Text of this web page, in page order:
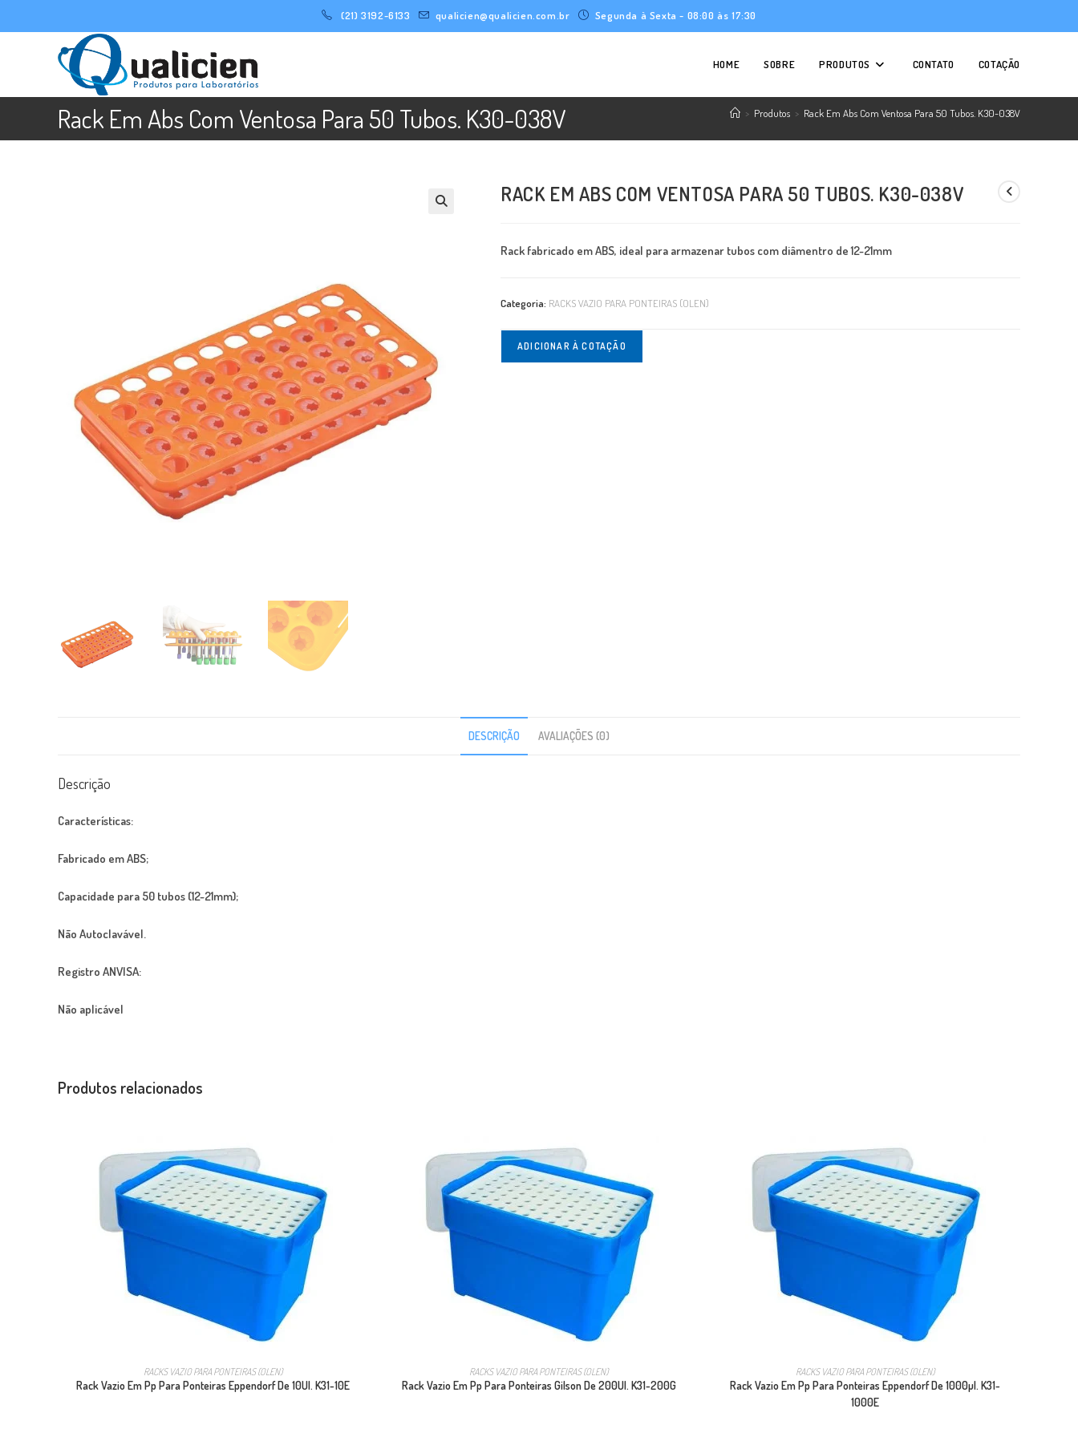
para
(21) 3192-6133 qualicien@qualicien.com.br Segunda à Sexta - 08:00 às 17:30
HOME SOBRE PRODUTOS CONTATO COTAÇÃO
Rack Em Abs Com Ventosa Para 50 Tubos. K30-038V > Produtos > Rack Em Abs Com Ventosa Para 50 Tubos. K30-038V
RACK EM ABS COM VENTOSA PARA 50 TUBOS. K30-038V
Rack fabricado em ABS, ideal para armazenar tubos com diâmentro de 12-21mm
Categoria: RACKS VAZIO PARA PONTEIRAS (OLEN)
ADICIONAR À COTAÇÃO
DESCRIÇÃO AVALIAÇÕES (0)
Descrição
Características:
Fabricado em ABS;
Capacidade para 50 tubos (12-21mm);
Não Autoclavável.
Registro ANVISA:
Não aplicável
Produtos relacionados
RACKS VAZIO PARA PONTEIRAS (OLEN)
Rack Vazio Em Pp Para Ponteiras Eppendorf De 10Ul. K31-10E
RACKS VAZIO PARA PONTEIRAS (OLEN)
Rack Vazio Em Pp Para Ponteiras Gilson De 200Ul. K31-200G
RACKS VAZIO PARA PONTEIRAS (OLEN)
Rack Vazio Em Pp Para Ponteiras Eppendorf De 1000µl. K31-
1000E